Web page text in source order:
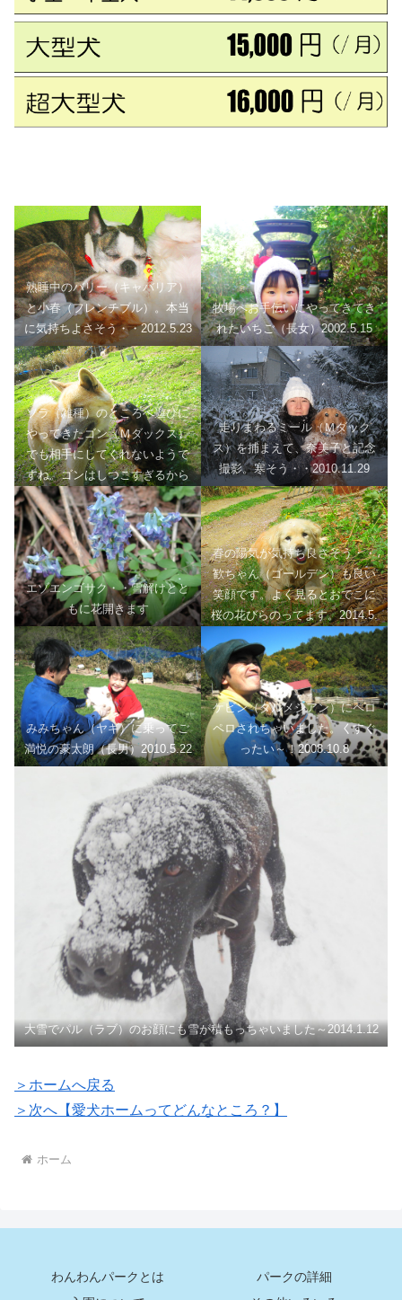
熟睡中のバリー（キャバリア）
と小春（フレンチブル）。本当
に気持ちよさそう・・2012.5.23
牧場へお手伝いにやってきてき
れたいちご（長女）2002.5.15
ソラ（雑種）のところへ遊びに
やってきたゴン（Ｍダックス）
でも相手にしてくれないようで
すね。ゴンはしつこすぎるから
なぁ・・2012.5.20
走りまわるミール（Ｍダック
ス）を捕まえて、奈美子と記念
撮影。寒そう・・2010.11.29
エゾエンゴサク・・雪解けとと
もに花開きます
春の陽気が気持ち良さそう・・
歓ちゃん（ゴールデン）も良い
笑顔です。よく見るとおでこに
桜の花びらのってます。2014.5.
みみちゃん（ヤギ）に乗ってご
満悦の豪太朗（長男）2010.5.22
ケビン（ダルメシアン）にペロ
ペロされちゃいました。くすぐ
ったい～！2008.10.8
大雪でパル（ラブ）のお顔にも雪が積もっちゃいました～2014.1.12
＞ホームへ戻る
＞次へ【愛犬ホームってどんなところ？】
ホーム
わんわんパークとは
パークの詳細